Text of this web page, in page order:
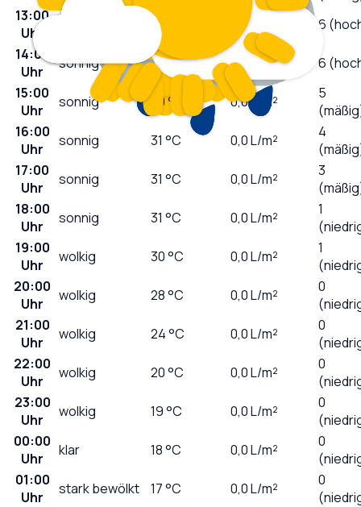
13:00
Uhr
27 0,0L/m²
6
14:00
Uhr
sonnig 29°C 0,0 L/m²
6
15:00
Uhr
sonnig 30°C 0,0L/m²
5
16:00
Uhr
sonnig 31 °C 0,0L/m²
4
17:00
Uhr
sonnig 31 °C 0,0L/m²
3
18:00
Uhr
sonnig 31 °C 0,0L/m²
1
19:00
Uhr
wolkig 30°C 0,0L/m²
1
20:00
Uhr
wolkig 28°C 0,0L/m²
0
21:00
Uhr
wolkig 24°C 0,0L/m²
0
22:00
Uhr
wolkig 20°C 0,0L/m²
0
23:00
Uhr
wolkig 19°C 0,0L/m²
0
00:00
Uhr
klar 18°C 0,0L/m²
0
01:00
Uhr
stark bewölkt 17°C 0,0L/m²
0